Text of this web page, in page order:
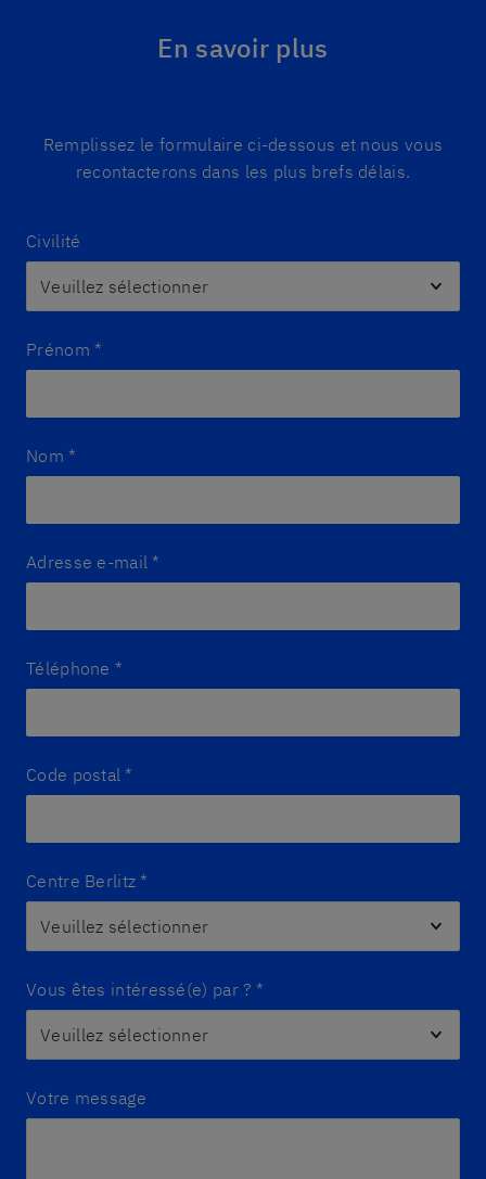
En savoir plus
Remplissez le formulaire ci-dessous et nous vous
recontacterons dans les plus brefs délais.
Civilité
Prénom *
Nom *
Adresse e-mail *
Téléphone *
Code postal *
Centre Berlitz *
Vous êtes intéressé(e) par ? *
Votre message